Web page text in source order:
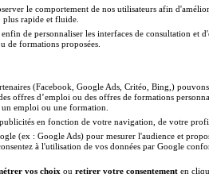
le comportement de nos utilisateurs afin
plus rapide et fluide.
de personnaliser les interfaces de consultation et
de formations proposées.
(Facebook, Google Ads, Critéo, Bing,)
offres d’emploi ou des offres de formations
emploi ou une formation.
en fonction de votre navigation, de votre
(ex : Google Ads) pour mesurer l'audience et
à l'utilisation de vos données par Google
vos choix ou retirer votre consentement en